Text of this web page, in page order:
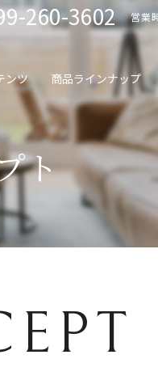
ト
ンツ 商品ラインナップ
260-3602 営業